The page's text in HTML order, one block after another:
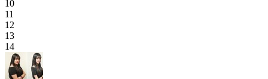
10
11
12
13
14